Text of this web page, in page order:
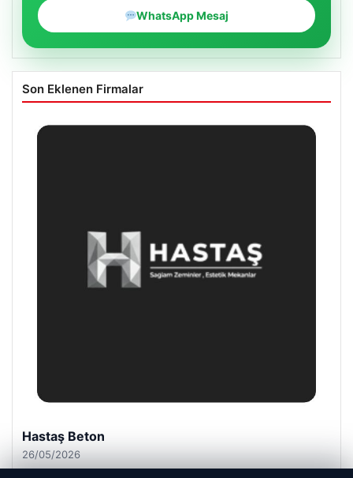
WhatsApp Mesaj
Son Eklenen Firmalar
Enes Kaplan Avukatlık Bürosu
28/04/2026